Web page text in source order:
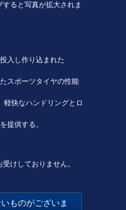
ると写真が拡大されま
入し作り込まれた
スポーツタイヤの性能
軽快なハンドリングとロ
提供する。
けしておりません。
ものがございま